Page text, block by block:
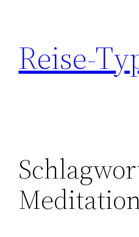
springen
Reise-